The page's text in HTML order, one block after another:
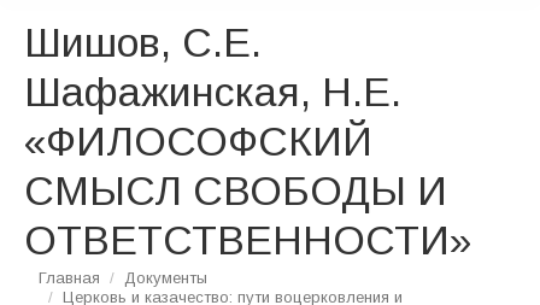
Шишов, С.Е.
Шафажинская, Н.Е.
«ФИЛОСОФСКИЙ
СМЫСЛ СВОБОДЫ И
ОТВЕТСТВЕННОСТИ»
Вы здесь:
Главная
Документы
Церковь и казачество: пути воцерковления и